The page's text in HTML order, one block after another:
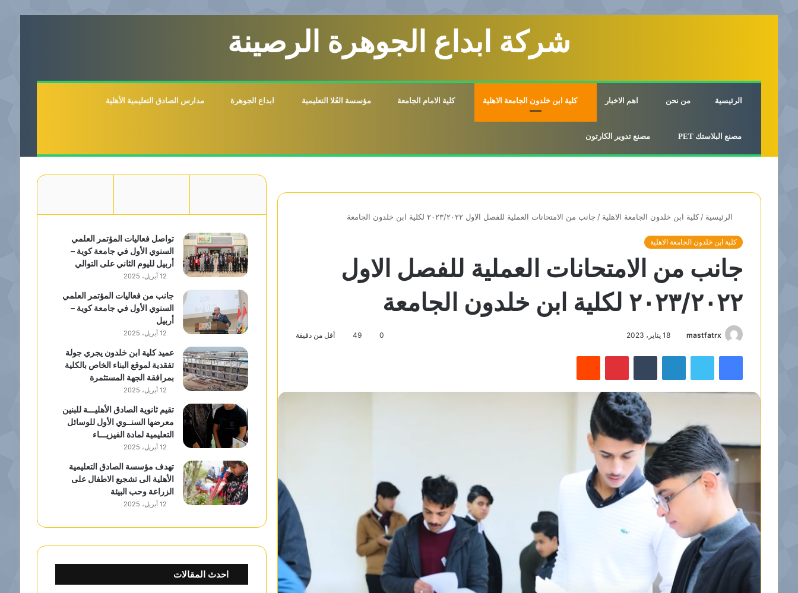
شركة ابداع الجوهرة الرصينة
الرئيسية من نحن اهم الاخبار كلية ابن خلدون الجامعة الاهلية كلية الامام الجامعة مؤسسة العُلا التعليمية ابداع الجوهرة مدارس الصادق التعليمية الأهلية
مصنع البلاستك PET مصنع تدوير الكارتون
الرئيسية / كلية ابن خلدون الجامعة الاهلية / جانب من الامتحانات العملية للفصل الاول ٢٠٢٣/٢٠٢٢ لكلية ابن خلدون الجامعة
كلية ابن خلدون الجامعة الاهلية
جانب من الامتحانات العملية للفصل الاول
٢٠٢٣/٢٠٢٢ لكلية ابن خلدون الجامعة
mastfatrx 18 يناير، 2023 0
49 أقل من دقيقة
فيسبوك تويتر لينكدإن ‏Tumblr بينتيريست ‏Reddit
تواصل فعاليات المؤتمر العلمي
السنوي الأول في جامعة كوية –
أربيل لليوم الثاني على التوالي
12 أبريل، 2025
جانب من فعاليات المؤتمر العلمي
السنوي الأول في جامعة كوية –
أربيل
12 أبريل، 2025
عميد كلية ابن خلدون يجري جولة
تفقدية لموقع البناء الخاص بالكلية
بمرافقة الجهة المستثمرة
12 أبريل، 2025
تقيم ثانوية الصادق الأهليـــة للبنين
معرضها السنــوي الأول للوسائل
التعليمية لمادة الفيزيـــاء
12 أبريل، 2025
تهدف مؤسسة الصادق التعليمية
الأهلية الى تشجيع الاطفال على
الزراعة وحب البيئة
12 أبريل، 2025
احدث المقالات